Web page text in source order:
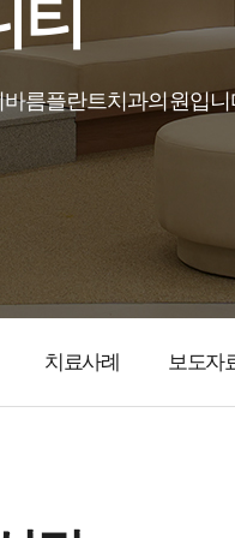
티
름플란트치과의원입니
치료사례 보도자